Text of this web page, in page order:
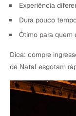
Experiência
Dura pouco
Ótimo para quem
Dica: compre
de Natal esgotam